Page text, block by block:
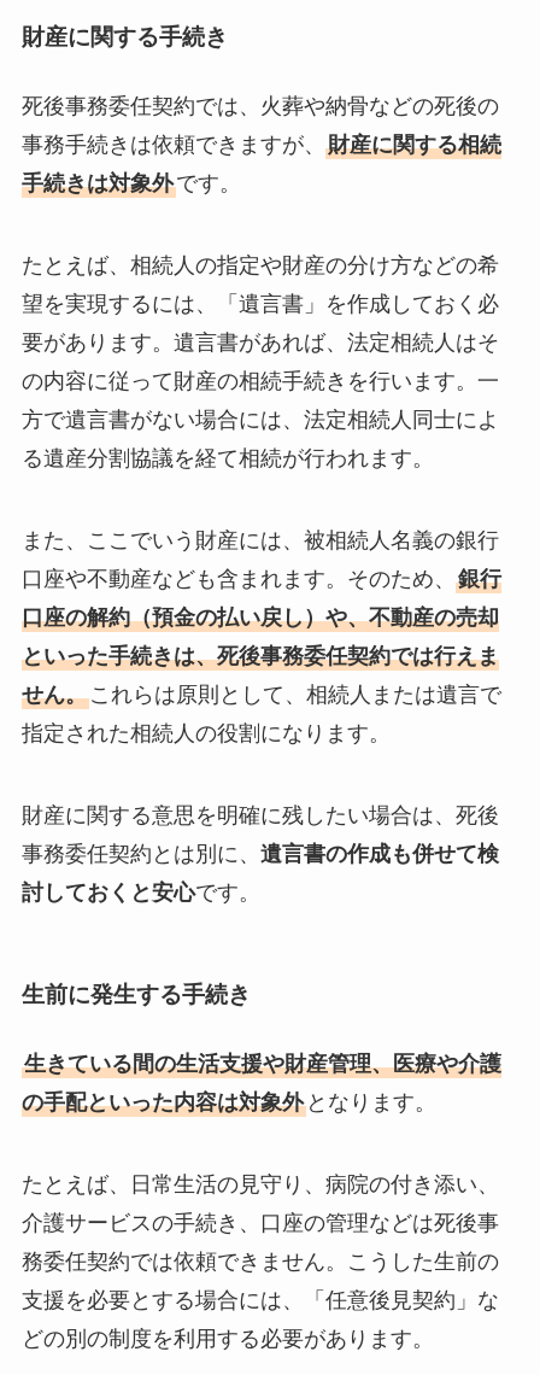
財産に関する手続き
死後事務委任契約では、火葬や納骨などの死後の
事務手続きは依頼できますが、 財産に関する相続
手続きは対象外です。
たとえば、相続人の指定や財産の分け方などの希
望を実現するには、「遺言書」を作成しておく必
要があります。遺言書があれば、法定相続人はそ
の内容に従って財産の相続手続きを行います。一
方で遺言書がない場合には、法定相続人同士によ
る遺産分割協議を経て相続が行われます。
また、ここでいう財産には、被相続人名義の銀行
口座や不動産なども含まれます。そのため、 銀行
口座の解約（預金の払い戻し）や、不動産の売却
といった手続きは、死後事務委任契約では行えま
せん。これらは原則として、相続人または遺言で
指定された相続人の役割になります。
財産に関する意思を明確に残したい場合は、死後
事務委任契約とは別に、 遺言書の作成も併せて検
討しておくと安心です。
生前に発生する手続き
生きている間の生活支援や財産管理、医療や介護
の手配といった内容は対象外となります。
たとえば、日常生活の見守り、病院の付き添い、
介護サービスの手続き、口座の管理などは死後事
務委任契約では依頼できません。こうした生前の
支援を必要とする場合には、「任意後見契約」な
どの別の制度を利用する必要があります。